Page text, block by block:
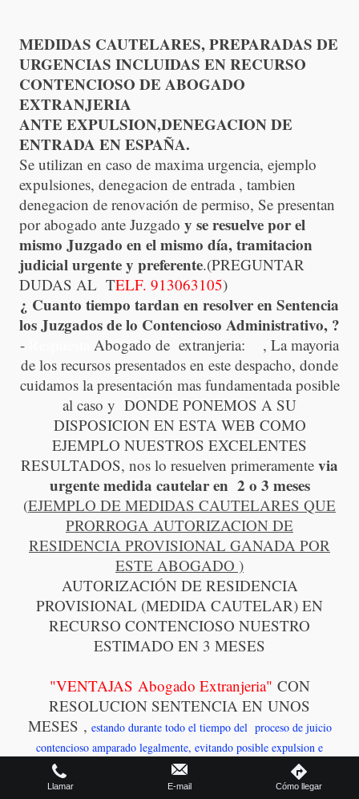
MEDIDAS CAUTELARES, PREPARADAS DE
URGENCIAS INCLUIDAS EN RECURSO
CONTENCIOSO DE ABOGADO
EXTRANJERIA
ANTE EXPULSION,DENEGACION DE
ENTRADA EN ESPAÑA.
Se utilizan en caso de maxima urgencia, ejemplo
expulsiones, denegacion de entrada , tambien
denegacion de renovación de permiso, Se presentan
por abogado ante Juzgado y se resuelve por el
mismo Juzgado en el mismo día, tramitacion
judicial urgente y preferente.(PREGUNTAR
DUDAS AL TELF. 913063105)
¿ Cuanto tiempo tardan en resolver en Sentencia
los Juzgados de lo Contencioso Administrativo, ?
- Abogado de extranjeria:
, La mayoria
de los recursos presentados en este despacho, donde
cuidamos la presentación mas fundamentada posible
al caso y DONDE PONEMOS A SU
DISPOSICION EN ESTA WEB COMO
EJEMPLO NUESTROS EXCELENTES
RESULTADOS, nos lo resuelven primeramente via
urgente medida cautelar en 2 o 3 meses
(EJEMPLO DE MEDIDAS CAUTELARES QUE
PRORROGA AUTORIZACION DE
RESIDENCIA PROVISIONAL GANADA POR
ESTE ABOGADO )
AUTORIZACIÓN DE RESIDENCIA
PROVISIONAL (MEDIDA CAUTELAR) EN
RECURSO CONTENCIOSO NUESTRO
ESTIMADO EN 3 MESES
"VENTAJAS Abogado Extranjeria" CON
RESOLUCION SENTENCIA EN UNOS
MESES , estando durante todo el tiempo del proceso de juicio
contencioso amparado legalmente, evitando posible expulsion e
ilegalidad en caso de no recurrir. (Mejor CONSULTENOS)
Llamar E-mail Cómo llegar